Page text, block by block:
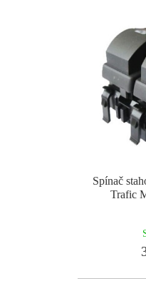
Spínač
Trafic